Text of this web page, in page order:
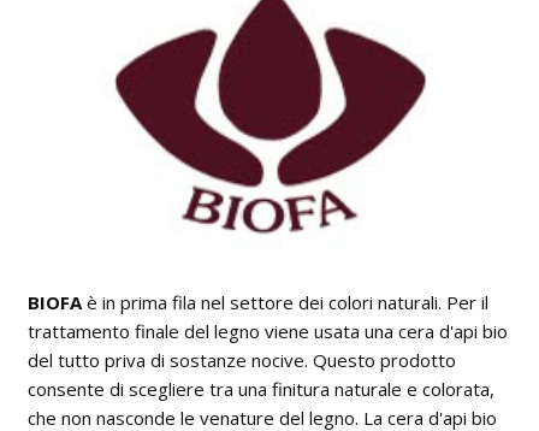
BIOFAè in prima fila nel settore dei colori naturali. Per il
trattamento finale del legno viene usata una cera d'api bio
del tutto priva di sostanze nocive. Questo prodotto
consente di scegliere tra una finitura naturale e colorata,
che non nasconde le venature del legno. La cera d'api bio